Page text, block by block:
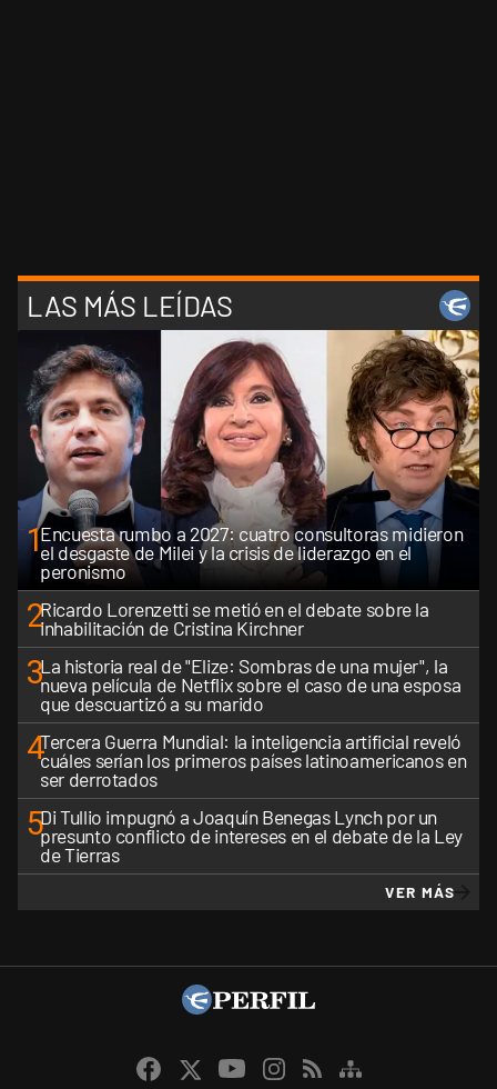
LAS MÁS LEÍDAS
1Encuesta rumbo a 2027: cuatro consultoras midieron
el desgaste de Milei y la crisis de liderazgo en el
peronismo
2Ricardo Lorenzetti se metió en el debate sobre la
inhabilitación de Cristina Kirchner
3La historia real de "Elize: Sombras de una mujer", la
nueva película de Netflix sobre el caso de una esposa
que descuartizó a su marido
4Tercera Guerra Mundial: la inteligencia artificial reveló
cuáles serían los primeros países latinoamericanos en
ser derrotados
5Di Tullio impugnó a Joaquín Benegas Lynch por un
presunto conflicto de intereses en el debate de la Ley
de Tierras
VER MÁS